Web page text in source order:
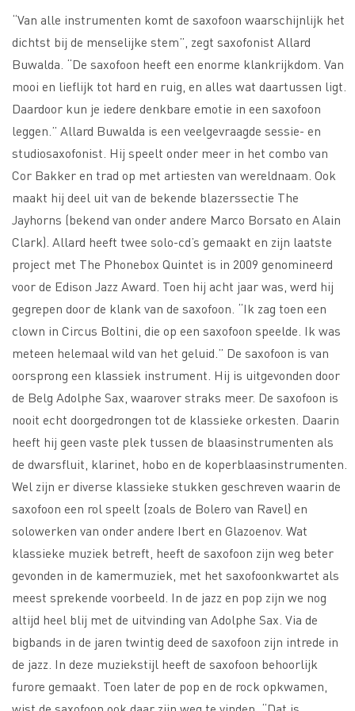
“Van alle instrumenten komt de saxofoon waarschijnlijk het
dichtst bij de menselijke stem”, zegt saxofonist Allard
Buwalda. “De saxofoon heeft een enorme klankrijkdom. Van
mooi en lieflijk tot hard en ruig, en alles wat daartussen ligt.
Daardoor kun je iedere denkbare emotie in een saxofoon
leggen.” Allard Buwalda is een veelgevraagde sessie- en
studiosaxofonist. Hij speelt onder meer in het combo van
Cor Bakker en trad op met artiesten van wereldnaam. Ook
maakt hij deel uit van de bekende blazerssectie The
Jayhorns (bekend van onder andere Marco Borsato en Alain
Clark). Allard heeft twee solo-cd’s gemaakt en zijn laatste
project met The Phonebox Quintet is in 2009 genomineerd
voor de Edison Jazz Award. Toen hij acht jaar was, werd hij
gegrepen door de klank van de saxofoon. “Ik zag toen een
clown in Circus Boltini, die op een saxofoon speelde. Ik was
meteen helemaal wild van het geluid.” De saxofoon is van
oorsprong een klassiek instrument. Hij is uitgevonden door
de Belg Adolphe Sax, waarover straks meer. De saxofoon is
nooit echt doorgedrongen tot de klassieke orkesten. Daarin
heeft hij geen vaste plek tussen de blaasinstrumenten als
de dwarsfluit, klarinet, hobo en de koperblaasinstrumenten.
Wel zijn er diverse klassieke stukken geschreven waarin de
saxofoon een rol speelt (zoals de Bolero van Ravel) en
solowerken van onder andere Ibert en Glazoenov. Wat
klassieke muziek betreft, heeft de saxofoon zijn weg beter
gevonden in de kamermuziek, met het saxofoonkwartet als
meest sprekende voorbeeld. In de jazz en pop zijn we nog
altijd heel blij met de uitvinding van Adolphe Sax. Via de
bigbands in de jaren twintig deed de saxofoon zijn intrede in
de jazz. In deze muziekstijl heeft de saxofoon behoorlijk
furore gemaakt. Toen later de pop en de rock opkwamen,